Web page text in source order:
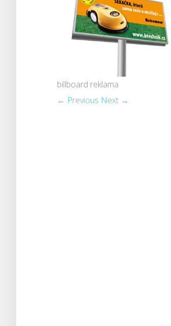
billboard reklama
← Previous Next →